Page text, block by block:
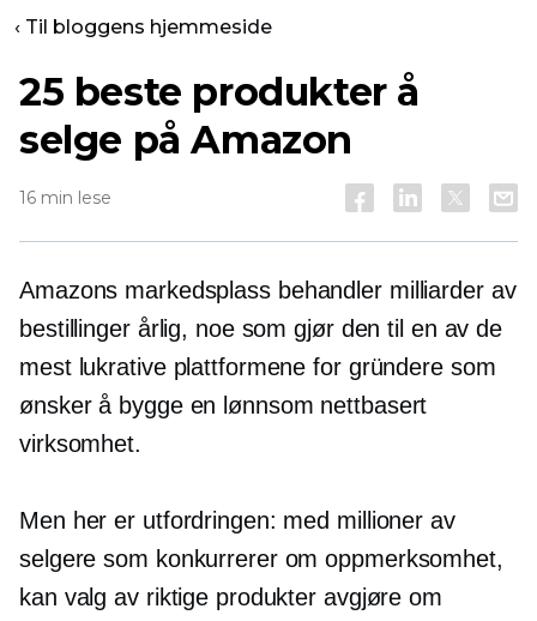
‹ Til bloggens hjemmeside
25 beste produkter å
selge på Amazon
16 min lese
Amazons markedsplass behandler milliarder av
bestillinger årlig, noe som gjør den til en av de
mest lukrative plattformene for gründere som
ønsker å bygge en lønnsom nettbasert
virksomhet.
Men her er utfordringen: med millioner av
selgere som konkurrerer om oppmerksomhet,
kan valg av riktige produkter avgjøre om